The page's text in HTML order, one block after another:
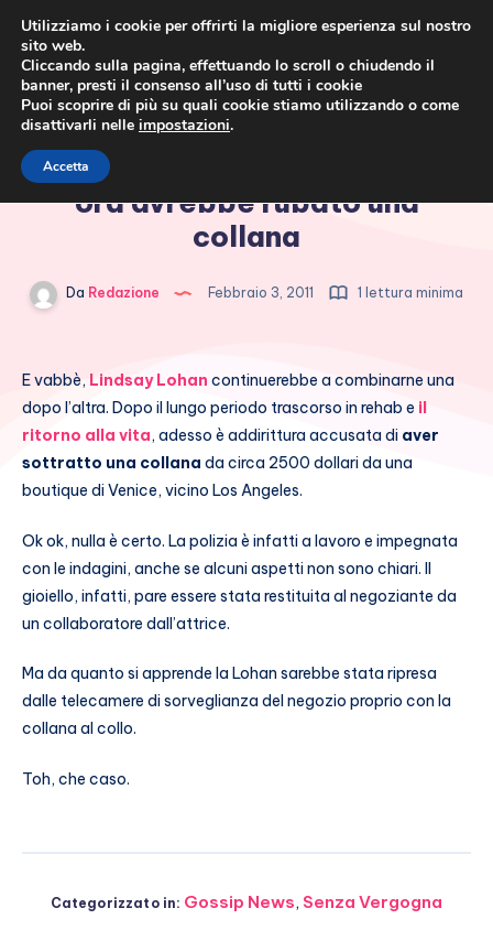
Lindsay Lohan combinaguai:
ora avrebbe rubato una
collana
Da Redazione Febbraio 3, 2011 1 lettura minima
E vabbè, Lindsay Lohan continuerebbe a combinarne una
dopo l’altra. Dopo il lungo periodo trascorso in rehab e il
ritorno alla vita, adesso è addirittura accusata di aver
sottratto una collana da circa 2500 dollari da una
boutique di Venice, vicino Los Angeles.
Ok ok, nulla è certo. La polizia è infatti a lavoro e impegnata
con le indagini, anche se alcuni aspetti non sono chiari. Il
gioiello, infatti, pare essere stata restituita al negoziante da
un collaboratore dall’attrice.
Ma da quanto si apprende la Lohan sarebbe stata ripresa
dalle telecamere di sorveglianza del negozio proprio con la
collana al collo.
Toh, che caso.
Categorizzato in: Gossip News, Senza Vergogna
Utilizziamo i cookie per offrirti la migliore esperienza sul nostro
sito web.
Cliccando sulla pagina, effettuando lo scroll o chiudendo il
banner, presti il consenso all’uso di tutti i cookie
Puoi scoprire di più su quali cookie stiamo utilizzando o come
disattivarli nelle impostazioni.
Accetta